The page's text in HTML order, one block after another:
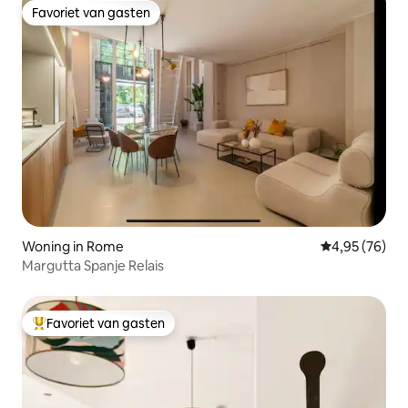
Favoriet van gasten
Favoriet van gasten
Woning in Rome Gemiddelde
4,95 (76)
Margutta Spanje Relais
Topfavoriet van gasten
Favoriet van gasten